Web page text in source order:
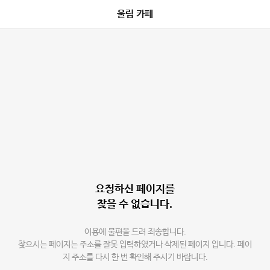
울림 카페
요청하신 페이지를
찾을 수 없습니다.
이용에 불편을 드려 죄송합니다.
찾으시는 페이지는 주소를 잘못 입력하였거나 삭제된 페이지 입니다. 페이
지 주소를 다시 한 번 확인해 주시기 바랍니다.